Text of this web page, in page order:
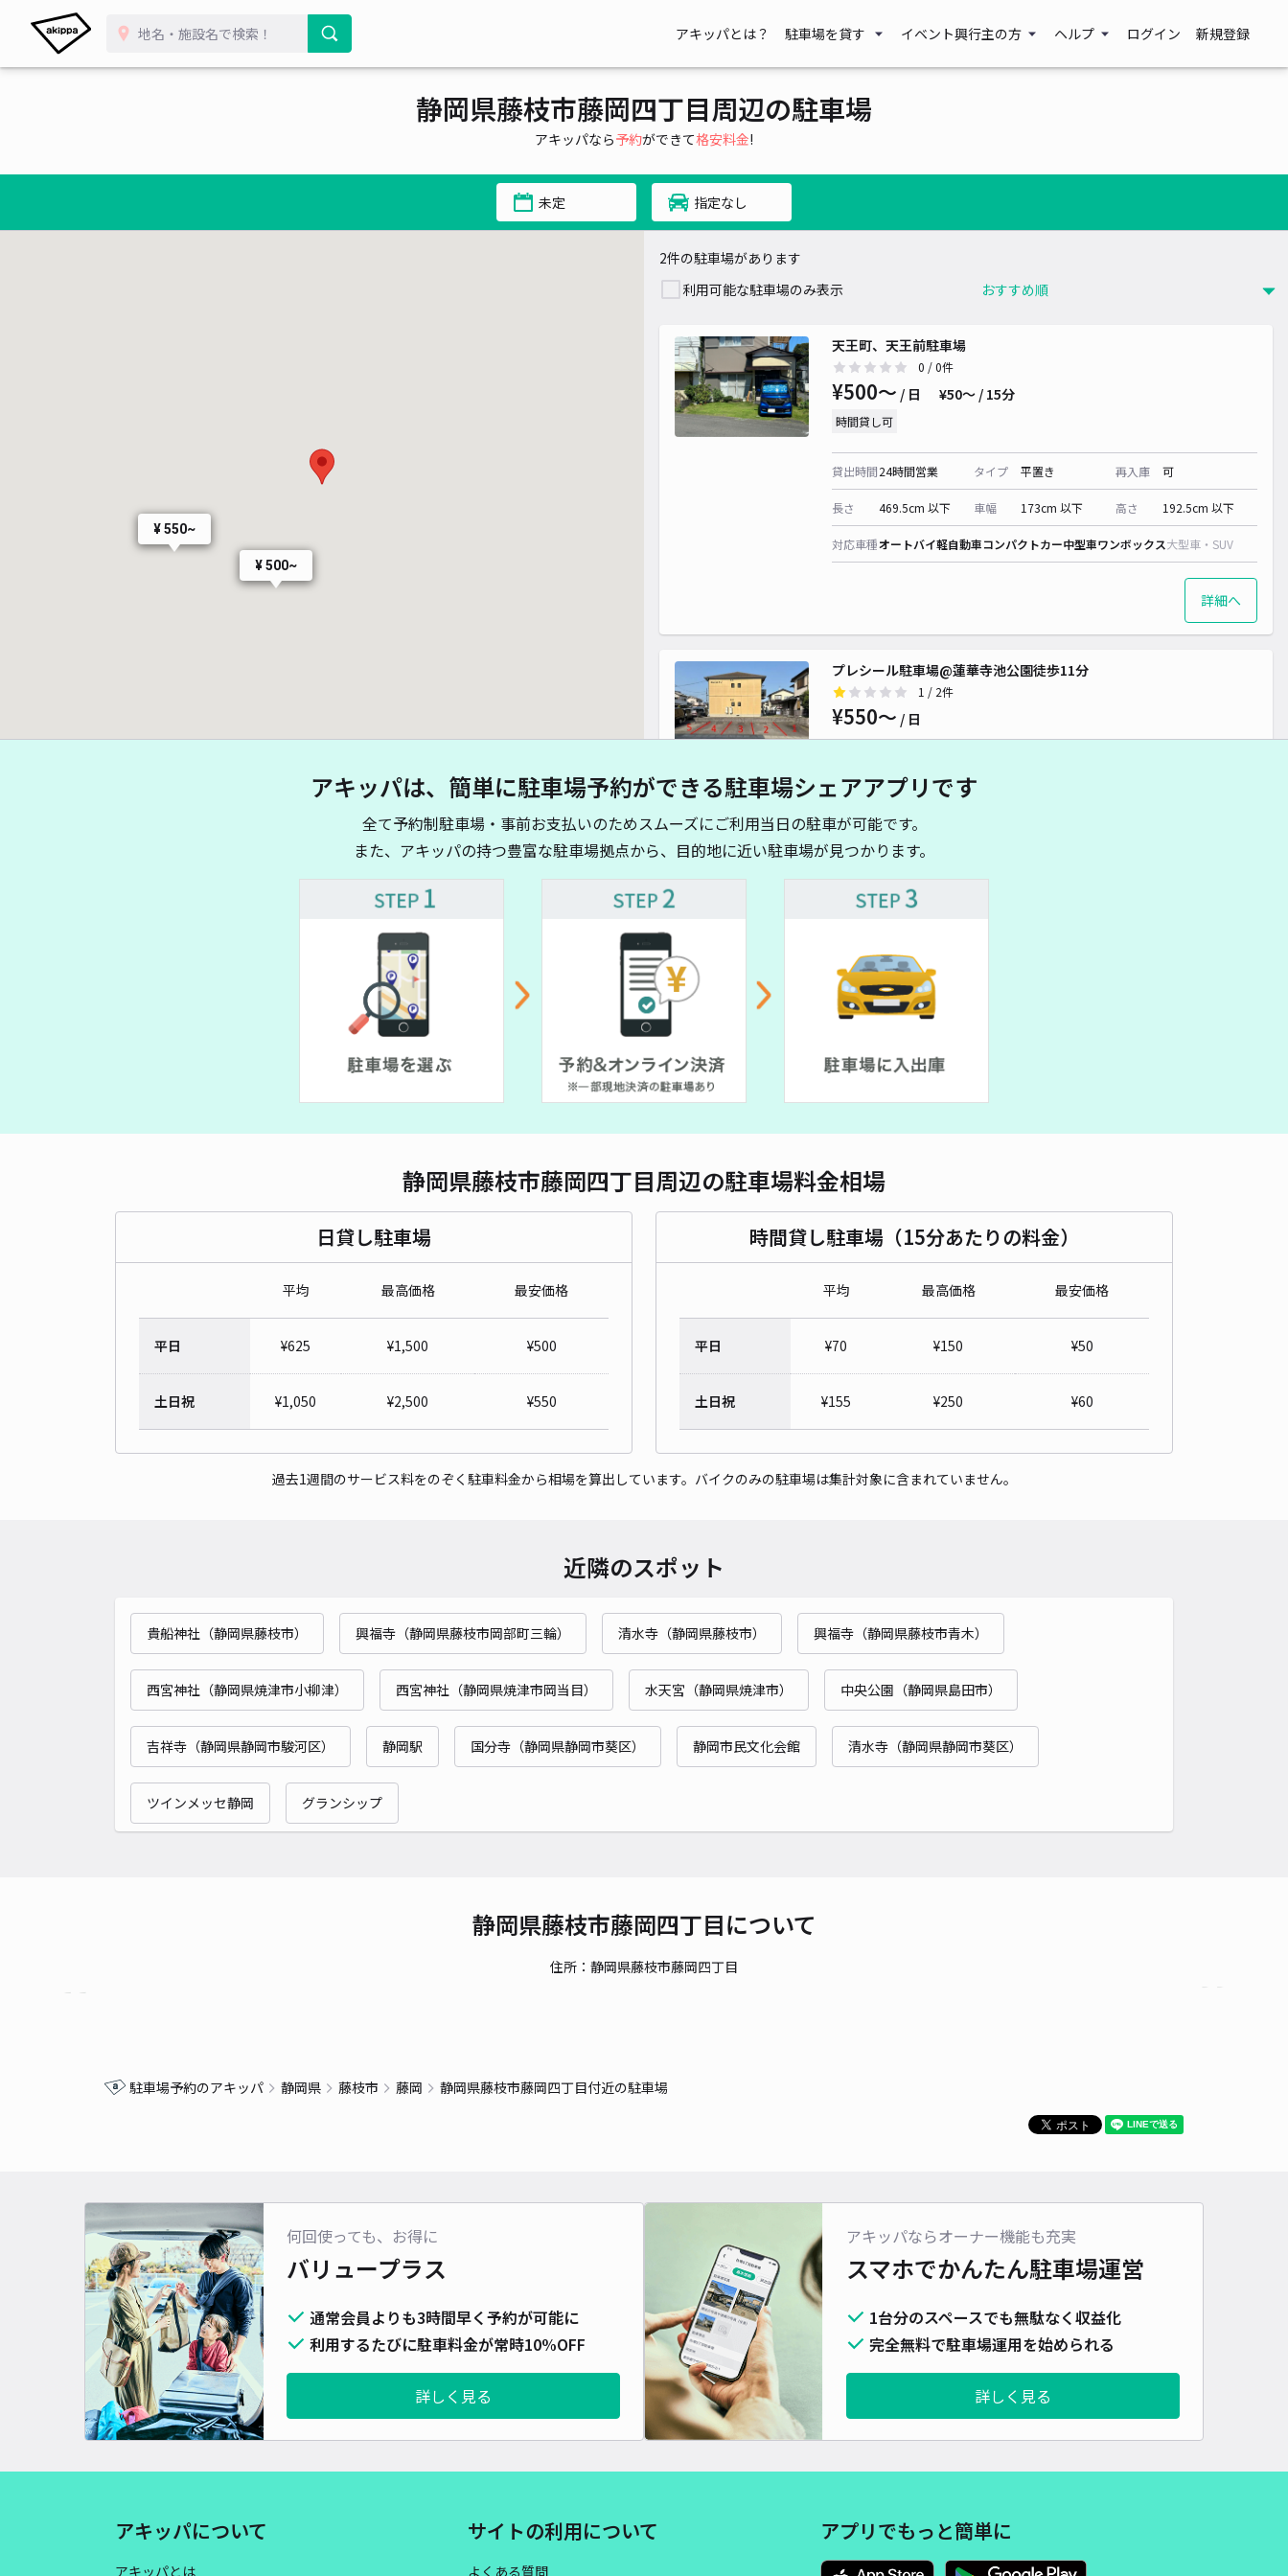
アキッパとは？ 駐車場を貸す イベント興行主の方 ヘルプ ログイン 新規登録
静岡県藤枝市藤岡四丁目周辺の駐車場
アキッパなら予約ができて格安料金!
未定 指定なし
¥ 500~
¥ 550~
2件の駐車場があります
利用可能な駐車場のみ表示
天王町、天王前駐車場
0 / 0件
¥500〜 / 日 ¥50〜 / 15分
時間貸し可
貸出時間24時間営業 タイプ 平置き 再入庫 可
長さ 469.5cm 以下 車幅 173cm 以下 高さ 192.5cm 以下
対応車種オートバイ軽自動車コンパクトカー中型車ワンボックス大型車・SUV
詳細へ
プレシール駐車場@蓮華寺池公園徒歩11分
1 / 2件
¥550〜 / 日
貸出時間 24時間営業
長さ 460cm 以下
アキッパは、簡単に駐車場予約ができる駐車場シェアアプリです
全て予約制駐車場・事前お支払いのためスムーズにご利用当日の駐車が可能です。
また、アキッパの持つ豊富な駐車場拠点から、目的地に近い駐車場が見つかります。
静岡県藤枝市藤岡四丁目周辺の駐車場料金相場
日貸し駐車場
平均 最高価格 最安価格
平日 ¥625 ¥1,500 ¥500
土日祝 ¥1,050 ¥2,500 ¥550
時間貸し駐車場（15分あたりの料金）
平均 最高価格 最安価格
平日 ¥70 ¥150 ¥50
土日祝 ¥155 ¥250 ¥60
過去1週間のサービス料をのぞく駐車料金から相場を算出しています。バイクのみの駐車場は集計対象に含まれていません。
近隣のスポット
貴船神社（静岡県藤枝市） 興福寺（静岡県藤枝市岡部町三輪） 清水寺（静岡県藤枝市） 興福寺（静岡県藤枝市青木）
西宮神社（静岡県焼津市小柳津） 西宮神社（静岡県焼津市岡当目） 水天宮（静岡県焼津市） 中央公園（静岡県島田市）
吉祥寺（静岡県静岡市駿河区） 静岡駅 国分寺（静岡県静岡市葵区） 静岡市民文化会館 清水寺（静岡県静岡市葵区）
ツインメッセ静岡 グランシップ
静岡県藤枝市藤岡四丁目について
住所：静岡県藤枝市藤岡四丁目
駐車場予約のアキッパ 静岡県 藤枝市 藤岡 静岡県藤枝市藤岡四丁目付近の駐車場
何回使っても、お得に
バリュープラス
通常会員よりも3時間早く予約が可能に
利用するたびに駐車料金が常時10%OFF
詳しく見る
アキッパならオーナー機能も充実
スマホでかんたん駐車場運営
1台分のスペースでも無駄なく収益化
完全無料で駐車場運用を始められる
詳しく見る
アキッパについて
アキッパとは
サイトの利用について
よくある質問
アプリでもっと簡単に